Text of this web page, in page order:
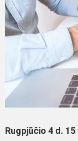
Rugpjūčio 4 d.